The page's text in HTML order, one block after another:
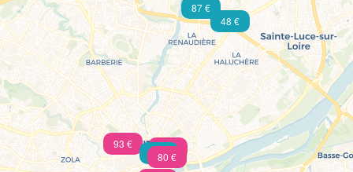
91 €
80 €
93 €
87 €
48 €
71 €